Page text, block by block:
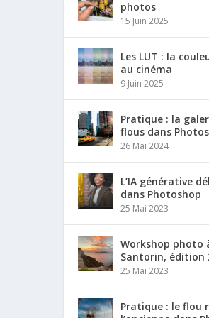
photos
15 Juin 2025
Les LUT : la
au cinéma
9 Juin 2025
Pratique : la
flous dans
26 Mai 2024
L’IA générative
dans Photoshop
25 Mai 2023
Workshop photo
Santorin, édition
25 Mai 2023
Pratique : le flou